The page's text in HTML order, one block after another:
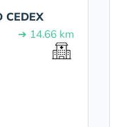
CEDEX
➔ 14.66 km